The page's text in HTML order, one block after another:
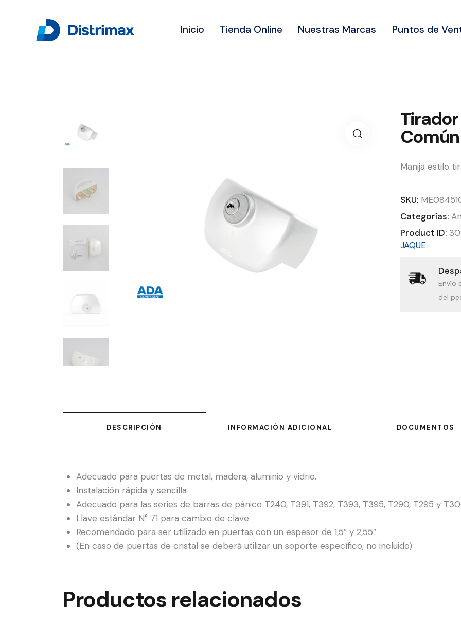
Inicio Tienda Online Nuestras Marcas Puntos de
Manija estilo
SKU:
Categorías:
Product ID:
JAQUE
Envío
del
DESCRIPCIÓN INFORMACIÓN ADICIONAL DOCUMENTOS
Adecuado para puertas de metal, madera, aluminio y vidrio.
Instalación rápida y sencilla
Adecuado para las series de barras de pánico T240, T391, T392, T393, T395, T290, T295 y
Llave estándar N° 71 para cambio de clave
Recomendado para ser utilizado en puertas con un espesor de 1,5″ y 2,55″
(En caso de puertas de cristal se deberá utilizar un soporte específico, no incluido)
Productos relacionados